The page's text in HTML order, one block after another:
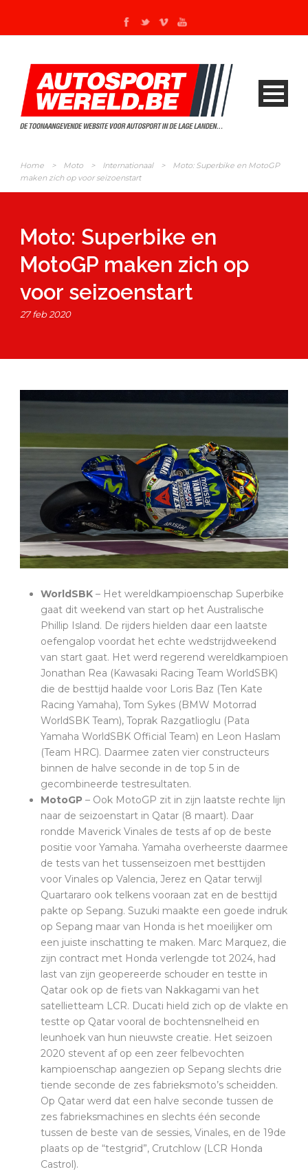
Home > Moto > Internationaal >
Moto: Superbike en MotoGP
maken zich op voor seizoenstart
Moto: Superbike en
MotoGP maken zich op
voor seizoenstart
27 feb 2020
WorldSBK – Het wereldkampioenschap Superbike
gaat dit weekend van start op het Australische
Phillip Island. De rijders hielden daar een laatste
oefengalop voordat het echte wedstrijdweekend
van start gaat. Het werd regerend wereldkampioen
Jonathan Rea (Kawasaki Racing Team WorldSBK)
die de besttijd haalde voor Loris Baz (Ten Kate
Racing Yamaha), Tom Sykes (BMW Motorrad
WorldSBK Team), Toprak Razgatlioglu (Pata
Yamaha WorldSBK Official Team) en Leon Haslam
(Team HRC). Daarmee zaten vier constructeurs
binnen de halve seconde in de top 5 in de
gecombineerde testresultaten.
MotoGP – Ook MotoGP zit in zijn laatste rechte lijn
naar de seizoenstart in Qatar (8 maart). Daar
rondde Maverick Vinales de tests af op de beste
positie voor Yamaha. Yamaha overheerste daarmee
de tests van het tussenseizoen met besttijden
voor Vinales op Valencia, Jerez en Qatar terwijl
Quartararo ook telkens vooraan zat en de besttijd
pakte op Sepang. Suzuki maakte een goede indruk
op Sepang maar van Honda is het moeilijker om
een juiste inschatting te maken. Marc Marquez, die
zijn contract met Honda verlengde tot 2024, had
last van zijn geopereerde schouder en testte in
Qatar ook op de fiets van Nakkagami van het
satellietteam LCR. Ducati hield zich op de vlakte en
testte op Qatar vooral de bochtensnelheid en
leunhoek van hun nieuwste creatie. Het seizoen
2020 stevent af op een zeer felbevochten
kampioenschap aangezien op Sepang slechts drie
tiende seconde de zes fabrieksmoto’s scheidden.
Op Qatar werd dat een halve seconde tussen de
zes fabrieksmachines en slechts één seconde
tussen de beste van de sessies, Vinales, en de 19de
plaats op de “testgrid”, Crutchlow (LCR Honda
Castrol).